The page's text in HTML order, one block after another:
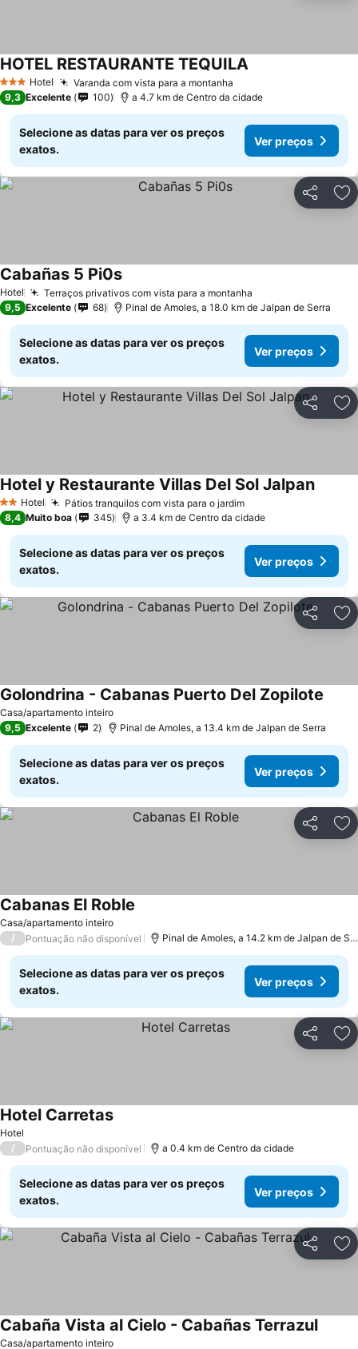
3 EstrelasHotel Varanda com vista para a montanha
HOTEL RESTAURANTE TEQUILAVer preços
9,3 Excelente 100 a 4.7 km de Centro da cidade
Selecione as datas para ver os preços
exatos.
Ver preços
Partilhar
Hotel Terraços privativos com vista para a montanha
Cabañas 5 Pi0sVer preços
9,5 Excelente 68 Pinal de Amoles, a 18.0 km de Jalpan de Serra
Selecione as datas para ver os preços
exatos.
Ver preços
Partilhar
2 Estrelas
Hotel Pátios tranquilos com vista para o jardimVer preços
Hotel y Restaurante Villas Del Sol JalpanVer
8,4 Muito boa 345 a 3.4 km de Centro da cidade
Selecione as datas para ver os preços
exatos.
Ver preços
Partilhar
Casa/apartamento inteiro
Golondrina - Cabanas Puerto Del Zopilote
9,5 Excelente 2 Pinal de Amoles, a 13.4 km de Jalpan de Serra
Selecione as datas para ver os preços
exatos.
Ver preços
Partilhar
Casa/apartamento inteiro
Cabanas El Roble
/ Pontuação não disponível Pinal de Amoles, a 14.2 km de Jalpan de
Selecione as datas para ver os preços
exatos.
Ver preços
Partilhar
Hotel
Hotel CarretasVer preços
/ Pontuação não disponível a 0.4 km de Centro da cidade
Selecione as datas para ver os preços
exatos.
Ver preços
Partilhar
Casa/apartamento inteiro
Cabaña Vista al Cielo - Cabañas TerrazulVer